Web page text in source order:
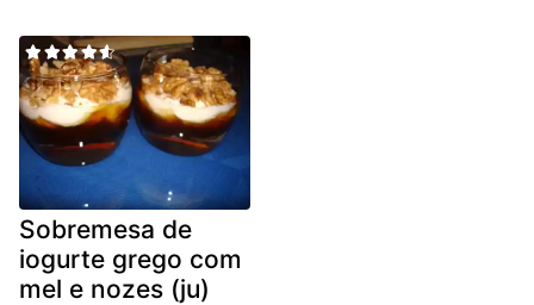
Sobremesa de
iogurte grego com
mel e nozes (ju)